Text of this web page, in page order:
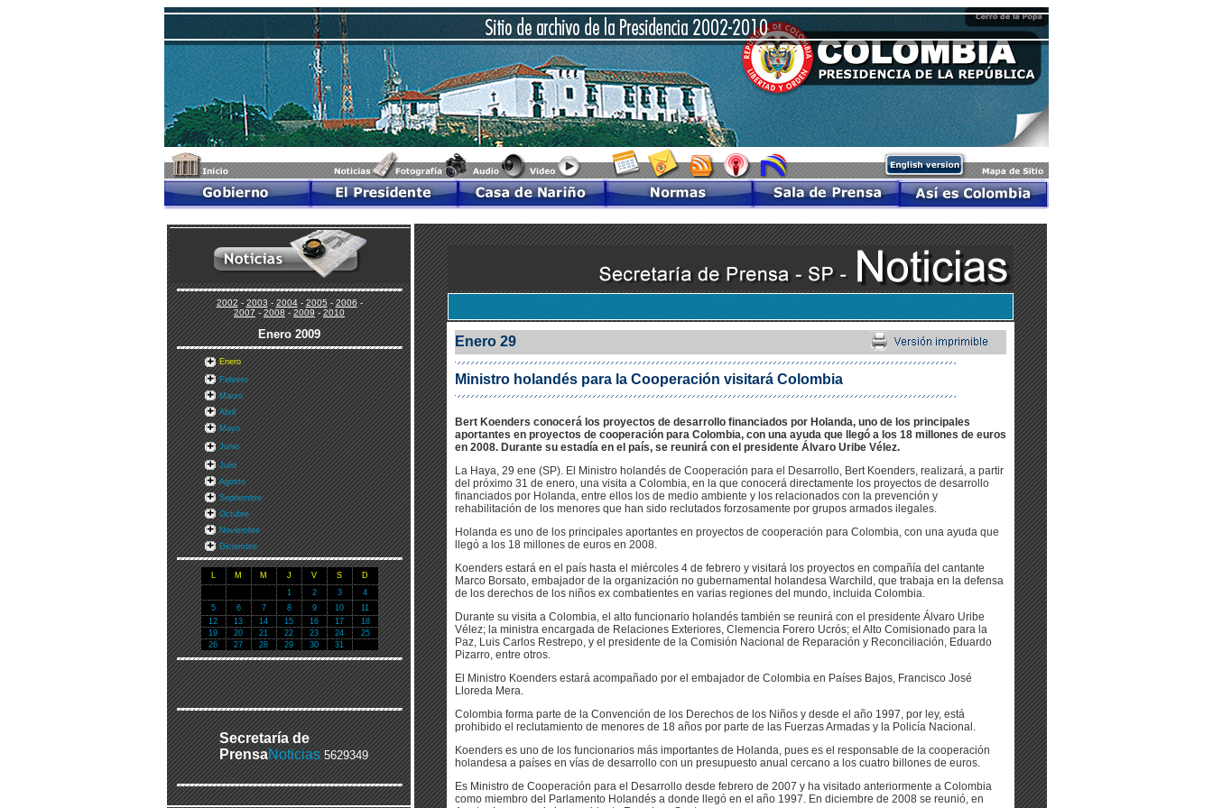
2002-2003-2004-2005-2006-
2007-2008-2009-2010
Enero2009
Enero
Febrero
Marzo
Abril
Mayo
Junio
Julio
Agosto
Septiembre
Octubre
Noviembre
Diciembre
L M M J V S
D
1
2 3
4
5
6 7 8 9 10
11
12
13 14 15 16 17
18
19
20 21 22 23 24
25
26
27 28 29 30 31
Secretaría de
PrensaNoticias 5629349
Enero 29
Ministro holandés para la Cooperación visitará Colombia
Bert Koenders conocerá los proyectos de desarrollo financiados por Holanda, uno de los principales
aportantes en proyectos de cooperación para Colombia, con una ayuda que llegó a los 18 millones de euros
en 2008. Durante su estadía en el país, se reunirá con el presidente Álvaro Uribe Vélez.
La Haya, 29 ene (SP). El Ministro holandés de Cooperación para el Desarrollo, Bert Koenders, realizará, a partir
del próximo 31 de enero, una visita a Colombia, en la que conocerá directamente los proyectos de desarrollo
financiados por Holanda, entre ellos los de medio ambiente y los relacionados con la prevención y
rehabilitación de los menores que han sido reclutados forzosamente por grupos armados ilegales.
Holanda es uno de los principales aportantes en proyectos de cooperación para Colombia, con una ayuda que
llegó a los 18 millones de euros en 2008.
Koenders estará en el país hasta el miércoles 4 de febrero y visitará los proyectos en compañía del cantante
Marco Borsato, embajador de la organización no gubernamental holandesa Warchild, que trabaja en la defensa
de los derechos de los niños ex combatientes en varias regiones del mundo, incluida Colombia.
Durante su visita a Colombia, el alto funcionario holandés también se reunirá con el presidente Álvaro Uribe
Vélez; la ministra encargada de Relaciones Exteriores, Clemencia Forero Ucrós; el Alto Comisionado para la
Paz, Luis Carlos Restrepo, y el presidente de la Comisión Nacional de Reparación y Reconciliación, Eduardo
Pizarro, entre otros.
El Ministro Koenders estará acompañado por el embajador de Colombia en Países Bajos, Francisco José
Lloreda Mera.
Colombia forma parte de la Convención de los Derechos de los Niños y desde el año 1997, por ley, está
prohibido el reclutamiento de menores de 18 años por parte de las Fuerzas Armadas y la Policía Nacional.
Koenders es uno de los funcionarios más importantes de Holanda, pues es el responsable de la cooperación
holandesa a países en vías de desarrollo con un presupuesto anual cercano a los cuatro billones de euros.
Es Ministro de Cooperación para el Desarrollo desde febrero de 2007 y ha visitado anteriormente a Colombia
como miembro del Parlamento Holandés a donde llegó en el año 1997. En diciembre de 2008 se reunió, en